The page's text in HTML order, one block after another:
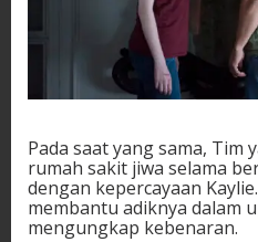
Pada saat yang sama, Tim
rumah sakit jiwa selama
dengan kepercayaan
membantu adiknya dalam
mengungkap kebenaran.